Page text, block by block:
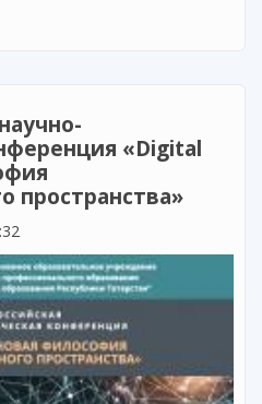
«Digital
пространства»